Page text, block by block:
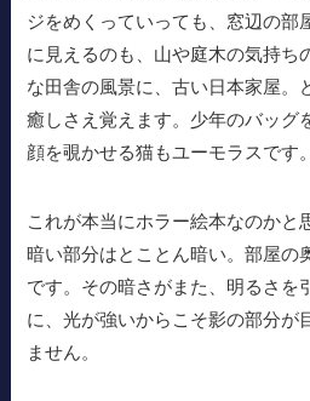
ジをめくっていっても、窓辺の部
に見えるのも、山や庭木の気持ち
な田舎の風景に、古い日本家屋。
癒しさえ覚えます。少年のバッグ
顔を覗かせる猫もユーモラスです。
これが本当にホラー絵本なのかと
暗い部分はとことん暗い。部屋の
です。その暗さがまた、明るさを
に、光が強いからこそ影の部分が
ません。